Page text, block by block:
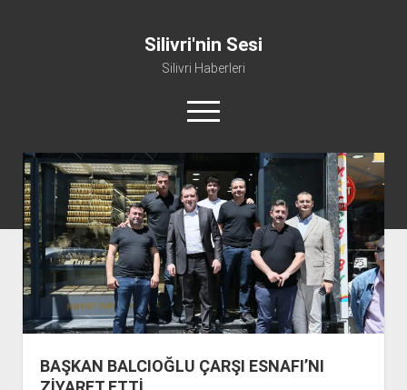
Silivri'nin Sesi
Silivri Haberleri
m
e
ü
y
ü
a
facebook whatsapp
Manifesto
Gündem
Haber
Spor
Künye ve İletişim
BAŞKAN BALCIOĞLU ÇARŞI ESNAFI’NI